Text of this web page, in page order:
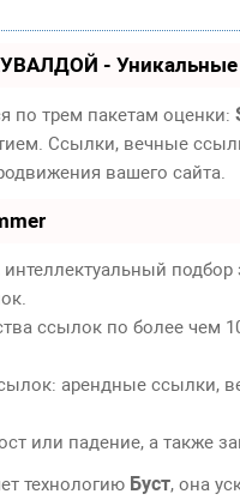
- Уникальные
по трем пакетам оценки:
Ссылки, вечные
вашего сайта.
ссылок по более чем
арендные ссылки,
или падение, а также
технологию Буст, она